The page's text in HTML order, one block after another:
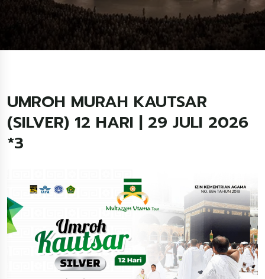
UMROH MURAH KAUTSAR
(SILVER) 12 HARI | 29 JULI 2026
*3